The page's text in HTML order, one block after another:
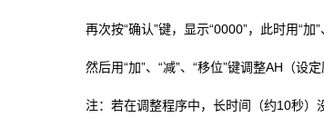
再次按“确认”键，显示“0000”，此时用“加”
然后用“加”、“减”、“移位”键调整AH（设
注：若在调整程序中，长时间（约10秒）